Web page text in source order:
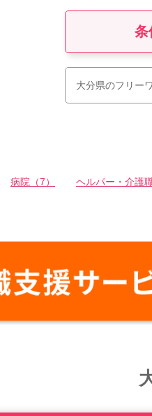
条
病院（7） ヘルパー・介護